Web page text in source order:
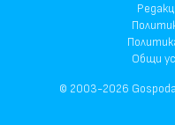
Общи
© 2003-2026